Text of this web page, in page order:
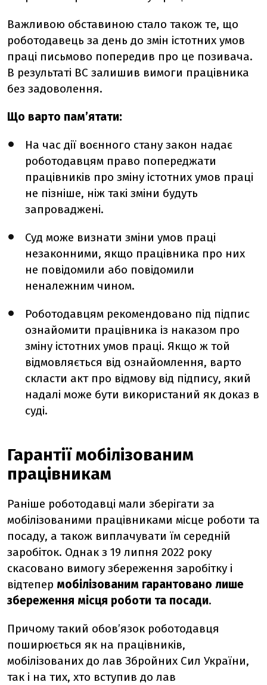
Важливою обставиною стало також те, що
роботодавець за день до змін істотних умов
праці письмово попередив про це позивача.
В результаті ВС залишив вимоги працівника
без задоволення.
Що варто пам’ятати:
На час дії воєнного стану закон надає
роботодавцям право попереджати
працівників про зміну істотних умов праці
не пізніше, ніж такі зміни будуть
запроваджені.
Суд може визнати зміни умов праці
незаконними, якщо працівника про них
не повідомили або повідомили
неналежним чином.
Роботодавцям рекомендовано під підпис
ознайомити працівника із наказом про
зміну істотних умов праці. Якщо ж той
відмовляється від ознайомлення, варто
скласти акт про відмову від підпису, який
надалі може бути використаний як доказ в
суді.
Гарантії мобілізованим
працівникам
Раніше роботодавці мали зберігати за
мобілізованими працівниками місце роботи та
посаду, а також виплачувати їм середній
заробіток. Однак з 19 липня 2022 року
скасовано вимогу збереження заробітку і
відтепер мобілізованим гарантовано лише
збереження місця роботи та посади.
Причому такий обов’язок роботодавця
поширюється як на працівників,
мобілізованих до лав Збройних Сил України,
так і на тих, хто вступив до лав